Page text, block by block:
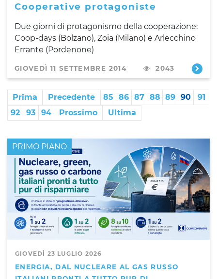
Cooperative protagoniste
Due giorni di protagonismo della cooperazione:
Coop-days (Bolzano), Zoia (Milano) e Arlecchino
Errante (Pordenone)
GIOVEDÌ 11 SETTEMBRE 2014 2043
Prima Precedente 85 86 87 88 89 90
91
92
93 94 Prossimo Ultima
GIOVEDÌ 23 LUGLIO 2026
ENERGIA, DAL NUCLEARE AL GAS RUSSO
PRIMO PIANO